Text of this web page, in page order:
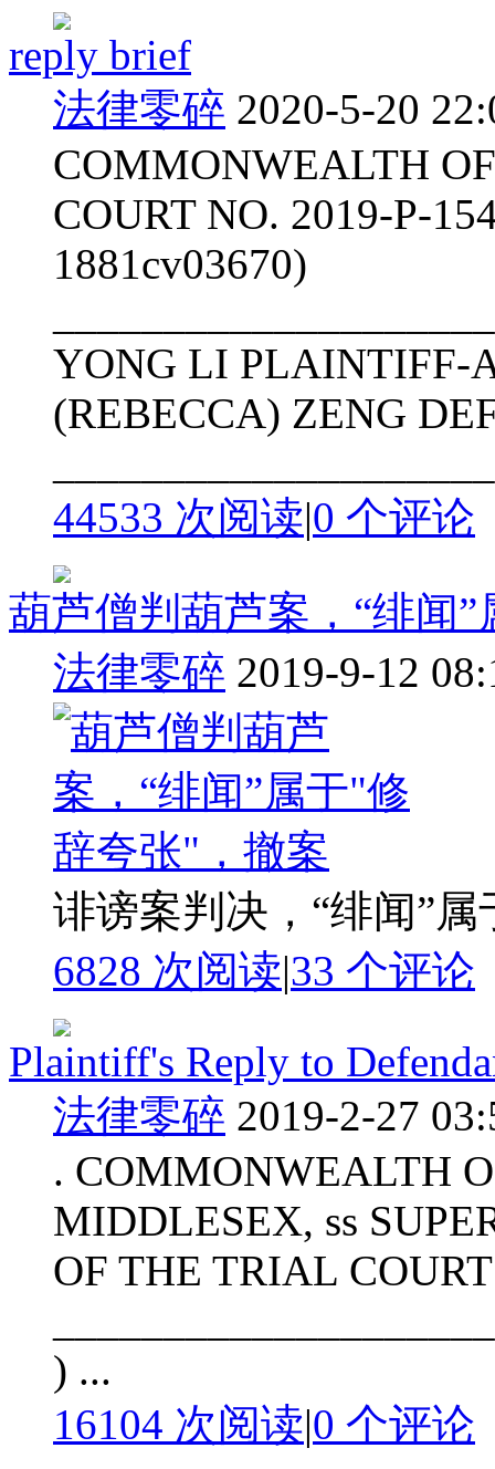
reply brief
法律零碎 2020-5-20
COMMONWEALTH
COURT NO. 2019-P-
1881cv03670)
YONG LI PLAINTIFF-
(REBECCA) ZENG
44533 次阅读|0 个评论
葫芦僧判葫芦案，“绯闻
法律零碎 2019-9-12
诽谤案判决，“绯闻”
6828 次阅读|33 个评论
Plaintiff's Reply to
法律零碎 2019-2-27
. COMMONWEALTH
MIDDLESEX, ss
OF THE TRIAL COURT
) ...
16104 次阅读|0 个评论